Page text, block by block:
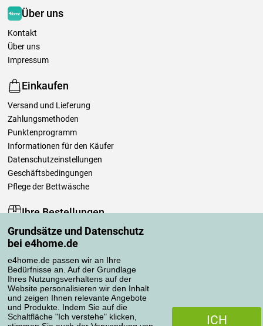
Grundsätze und Datenschutz
bei e4home.de
e4home.de passen wir an Ihre
Bedürfnisse an. Auf der Grundlage
Ihres Nutzungsverhaltens auf der
Website personalisieren wir den Inhalt
und zeigen Ihnen relevante Angebote
und Produkte. Indem Sie auf die
Schaltfläche "Ich verstehe" klicken,
ICH
Über uns
Kontakt
Über uns
Impressum
Einkaufen
Versand und Lieferung
Zahlungsmethoden
Punktenprogramm
Informationen für den Käufer
Datenschutzeinstellungen
Geschäftsbedingungen
Pflege der Bettwäsche
Ihre Bestellungen
Mein Konto
Bestellübersicht
Reklamationen
Widerrufsbelehrung
Einfach mehr wissen
Richtlinien zur Verarbeitung von Bewertungen